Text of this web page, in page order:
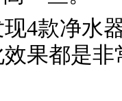
4款净水
果都是非